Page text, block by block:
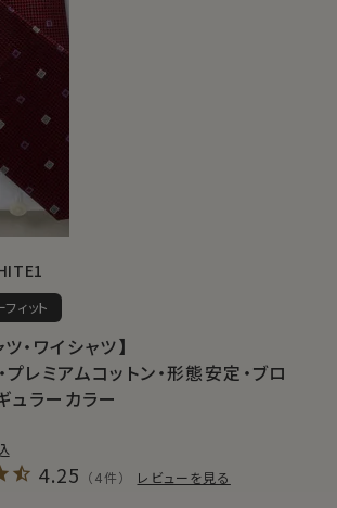
ィット
・ワイシャツ】
プレミアムコットン・形態安定・ブロ
ュラーカラー
4.25 （4件） レビューを見る